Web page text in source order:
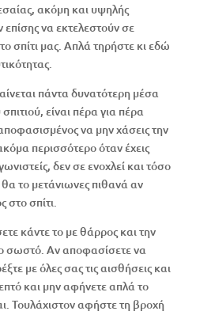
ακόμη και υψηλής
επίσης να εκτελεστούν σε
σπίτι μας. Απλά τηρήστε κι εδώ
πάντα δυνατότερη μέσα
είναι πέρα για πέρα
να μην χάσεις την
περισσότερο όταν έχεις
δεν σε ενοχλεί και τόσο
το μετάνιωνες πιθανά αν
στο σπίτι.
κάντε το με θάρρος και την
σωστό. Αν αποφασίσετε να
με όλες σας τις αισθήσεις και
και μην αφήνετε απλά το
Τουλάχιστον αφήστε τη βροχή